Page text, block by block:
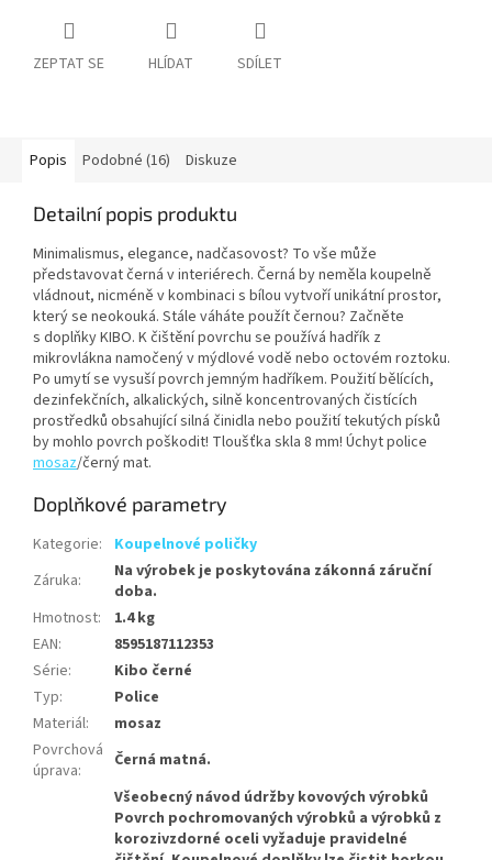
ZEPTAT SE HLÍDAT SDÍLET
Popis Podobné (16) Diskuze
Detailní popis produktu
Minimalismus, elegance, nadčasovost? To vše může
představovat černá v interiérech. Černá by neměla koupelně
vládnout, nicméně v kombinaci s bílou vytvoří unikátní prostor,
který se neokouká. Stále váháte použít černou? Začněte
s doplňky KIBO. K čištění povrchu se používá hadřík z
mikrovlákna namočený v mýdlové vodě nebo octovém roztoku.
Po umytí se vysuší povrch jemným hadříkem. Použití bělících,
dezinfekčních, alkalických, silně koncentrovaných čistících
prostředků obsahující silná činidla nebo použití tekutých písků
by mohlo povrch poškodit! Tloušťka skla 8 mm! Úchyt police
mosaz/černý mat.
Doplňkové parametry
Kategorie:
Koupelnové poličky
Záruka:
Na výrobek je poskytována zákonná záruční
doba.
Hmotnost:
1.4 kg
EAN:
8595187112353
Série:
Kibo černé
Typ:
Police
Materiál:
mosaz
Povrchová
úprava:
Černá matná.
Všeobecný návod údržby kovových výrobků
Povrch pochromovaných výrobků a výrobků z
korozivzdorné oceli vyžaduje pravidelné